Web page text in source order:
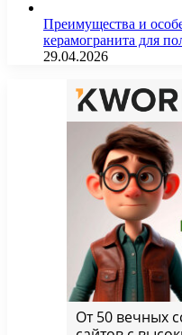
Преимущества и
керамогранита для
29.04.2026